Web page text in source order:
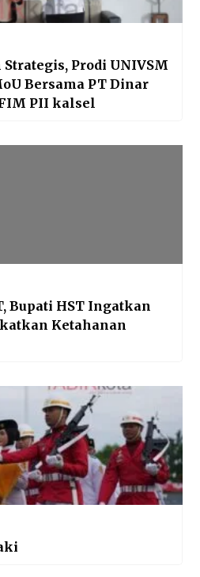
Prodi UNIVSM
Bersama PT Dinar
PII kalsel
Bupati HST Ingatkan
Ketahanan